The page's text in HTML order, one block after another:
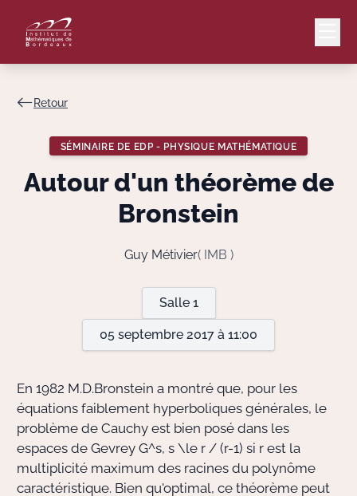
Lang
Actions
Doctorant·e·s
Retour
SÉMINAIRE DE EDP - PHYSIQUE MATHÉMATIQUE
Autour d'un théorème de
Bronstein
Guy Métivier( IMB )
Salle 1
05 septembre 2017 à 11:00
En 1982 M.D.Bronstein a montré que, pour les
équations faiblement hyperboliques générales, le
problème de Cauchy est bien posé dans les
espaces de Gevrey G^s, s \le r / (r-1) si r est la
multiplicité maximum des racines du polynôme
caractéristique. Bien qu'optimal, ce théorème peut